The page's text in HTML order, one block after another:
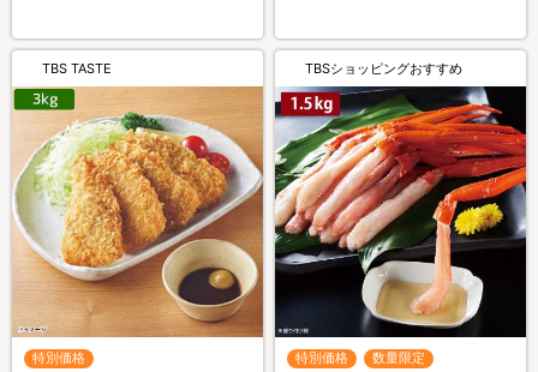
TBS TASTE
特別価格
TBSショッピングおすすめ
特別価格 数量限定